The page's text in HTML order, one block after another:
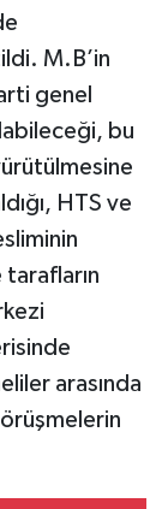
M.B’in
genel
bu
HTS ve
arasında